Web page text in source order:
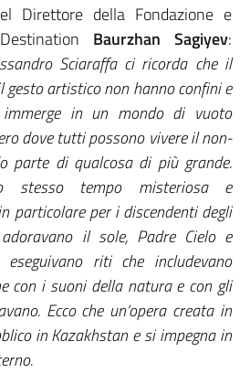
Direttore della Fondazione e
Baurzhan Sagiyev:
Sciaraffa ci ricorda che il
gesto artistico non hanno confini e
immerge in un mondo di vuoto
dove tutti possono vivere il non-
parte di qualcosa di più grande.
stesso tempo misteriosa e
particolare per i discendenti degli
il sole, Padre Cielo e
riti che includevano
con i suoni della natura e con gli
Ecco che un’opera creata in
in Kazakhstan e si impegna in